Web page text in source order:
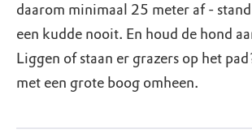
daarom minimaal 25 meter af -
een kudde nooit. En houd de hond
Liggen of staan er grazers op het
met een grote boog omheen.